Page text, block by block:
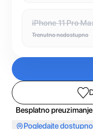
iPhone 11 Pro
Trenutno nedostupno
Besplatno
Pogledajte